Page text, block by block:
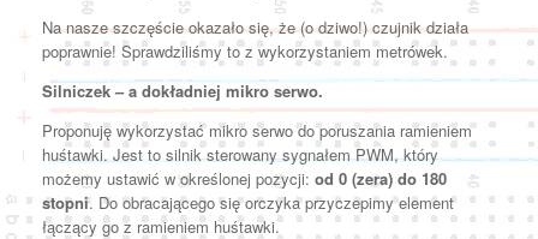
Na nasze szczęście okazało się, że (o dziwo!) czujnik działa
poprawnie! Sprawdziliśmy to z wykorzystaniem metrówek.
Silniczek – a dokładniej mikro serwo.
Proponuję wykorzystać mikro serwo do poruszania ramieniem
huśtawki. Jest to silnik sterowany sygnałem PWM, który
możemy ustawić w określonej pozycji: od 0 (zera) do 180
stopni. Do obracającego się orczyka przyczepimy element
łączący go z ramieniem huśtawki.